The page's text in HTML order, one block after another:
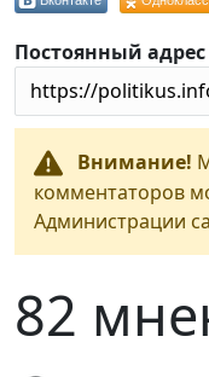
Постоянный
Внимание!
комментаторов
Администрации
82